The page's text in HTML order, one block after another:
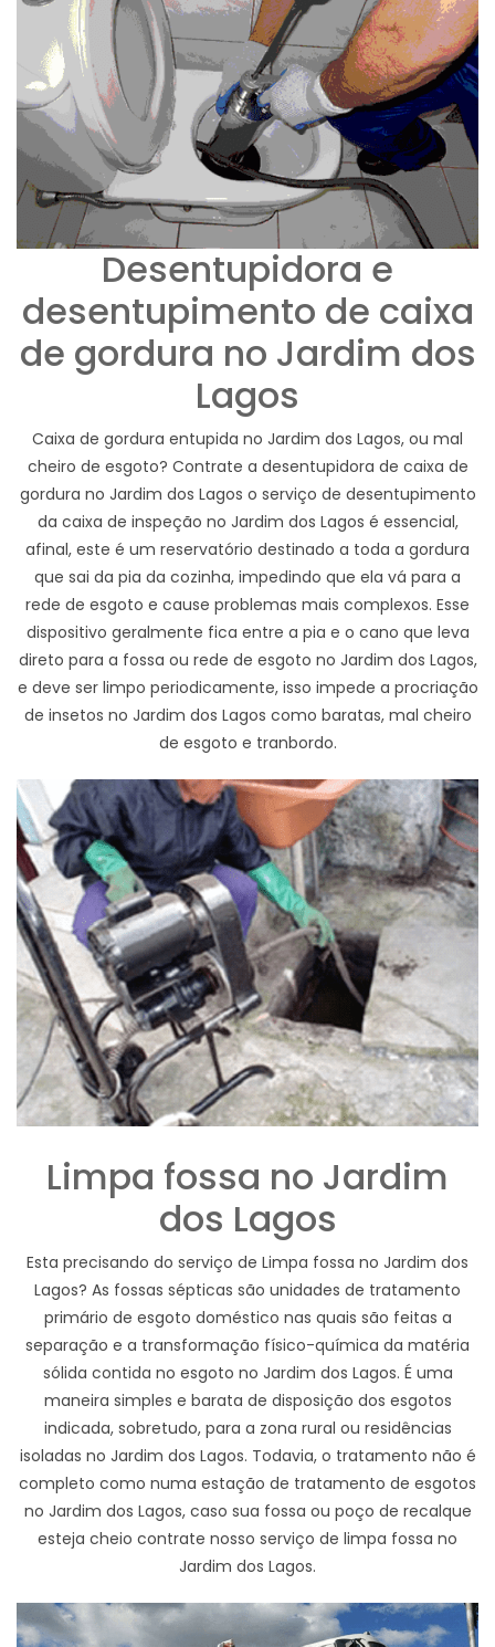
Desentupidora e
desentupimento de caixa
de gordura no Jardim dos
Lagos
Caixa de gordura entupida no Jardim dos Lagos, ou mal
cheiro de esgoto? Contrate a desentupidora de caixa de
gordura no Jardim dos Lagos o serviço de desentupimento
da caixa de inspeção no Jardim dos Lagos é essencial,
afinal, este é um reservatório destinado a toda a gordura
que sai da pia da cozinha, impedindo que ela vá para a
rede de esgoto e cause problemas mais complexos. Esse
dispositivo geralmente fica entre a pia e o cano que leva
direto para a fossa ou rede de esgoto no Jardim dos Lagos,
e deve ser limpo periodicamente, isso impede a procriação
de insetos no Jardim dos Lagos como baratas, mal cheiro
de esgoto e tranbordo.
Limpa fossa no Jardim
dos Lagos
Esta precisando do serviço de Limpa fossa no Jardim dos
Lagos? As fossas sépticas são unidades de tratamento
primário de esgoto doméstico nas quais são feitas a
separação e a transformação físico-química da matéria
sólida contida no esgoto no Jardim dos Lagos. É uma
maneira simples e barata de disposição dos esgotos
indicada, sobretudo, para a zona rural ou residências
isoladas no Jardim dos Lagos. Todavia, o tratamento não é
completo como numa estação de tratamento de esgotos
no Jardim dos Lagos, caso sua fossa ou poço de recalque
esteja cheio contrate nosso serviço de limpa fossa no
Jardim dos Lagos.